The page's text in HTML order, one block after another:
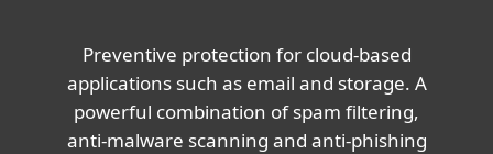
Preventive protection for cloud-based
applications such as email and storage. A
powerful combination of spam filtering,
anti‑malware scanning and anti‑phishing